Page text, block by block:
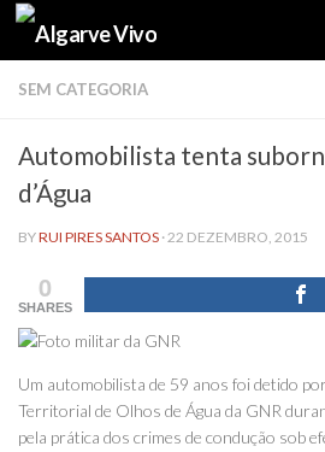
Skip to content
SEM CATEGORIA
Automobilista tenta
d’Água
BYRUI PIRES SANTOS ·22 DEZEMBRO, 2015
0
SHARES
Um automobilista de 59 anos foi detido
Territorial de Olhos de Água da GNR
pela prática dos crimes de condução sob